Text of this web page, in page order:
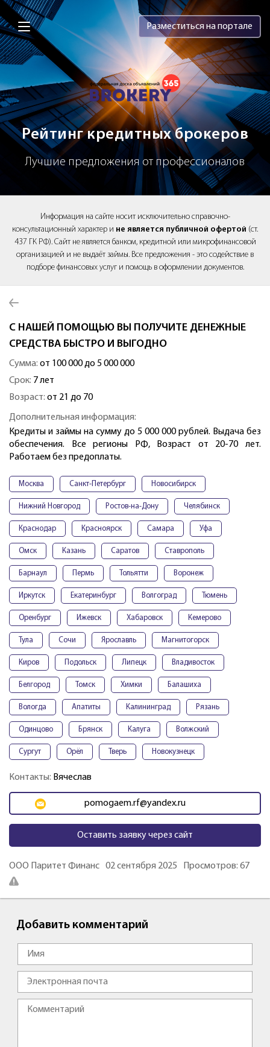
Brokery365 - Рейтинг кредитных
Разместиться на портале
Рейтинг кредитных брокеров
Лучшие предложения от профессионалов
Информация на сайте носит исключительно справочно-
консультационный характер и не является публичной офертой (ст.
437 ГК РФ). Сайт не является банком, кредитной или микрофинансовой
организацией и не выдаёт займы. Все предложения - это содействие в
подборе финансовых услуг и помощь в оформлении документов.
С НАШЕЙ ПОМОЩЬЮ ВЫ ПОЛУЧИТЕ ДЕНЕЖНЫЕ
СРЕДСТВА БЫСТРО И ВЫГОДНО
Сумма: от 100 000 до 5 000 000
Срок: 7 лет
Возраст: от 21 до 70
Дополнительная информация:
Кредиты и займы на сумму до 5 000 000 рублей. Выдача без
обеспечения. Все регионы РФ, Возраст от 20-70 лет.
Работаем без предоплаты.
Москва Санкт-Петербург Новосибирск
Нижний Новгород Ростов-на-Дону Челябинск
Краснодар Красноярск Самара Уфа
Омск Казань Саратов Ставрополь
Барнаул Пермь Тольятти Воронеж
Иркутск Екатеринбург Волгоград Тюмень
Оренбург Ижевск Хабаровск Кемерово
Тула Сочи Ярославль Магнитогорск
Киров Подольск Липецк Владивосток
Белгород Томск Химки Балашиха
Вологда Апатиты Калининград Рязань
Одинцово Брянск Калуга Волжский
Сургут Орёл Тверь Новокузнецк
Контакты: Вячеслав
pomogaem.rf@yandex.ru
Оставить заявку через сайт
ООО Паритет Финанс 02 сентября 2025 Просмотров: 67
Добавить комментарий